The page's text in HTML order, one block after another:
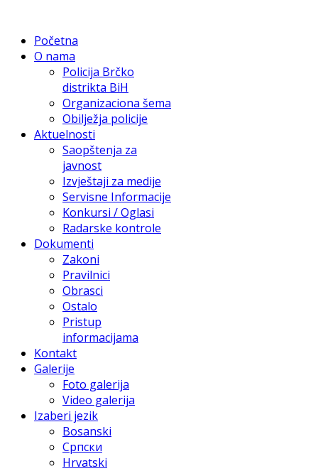
Početna
O nama
Policija Brčko
distrikta BiH
Organizaciona šema
Obilježja policije
Aktuelnosti
Saopštenja za
javnost
Izvještaji za medije
Servisne Informacije
Konkursi / Oglasi
Radarske kontrole
Dokumenti
Zakoni
Pravilnici
Obrasci
Ostalo
Pristup
informacijama
Kontakt
Galerije
Foto galerija
Video galerija
Izaberi jezik
Bosanski
Српски
Hrvatski